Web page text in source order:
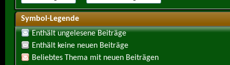
Symbol-Legende
Enthält ungelesene Beiträge
Enthält keine neuen Beiträge
Beliebtes Thema mit neuen Beiträgen